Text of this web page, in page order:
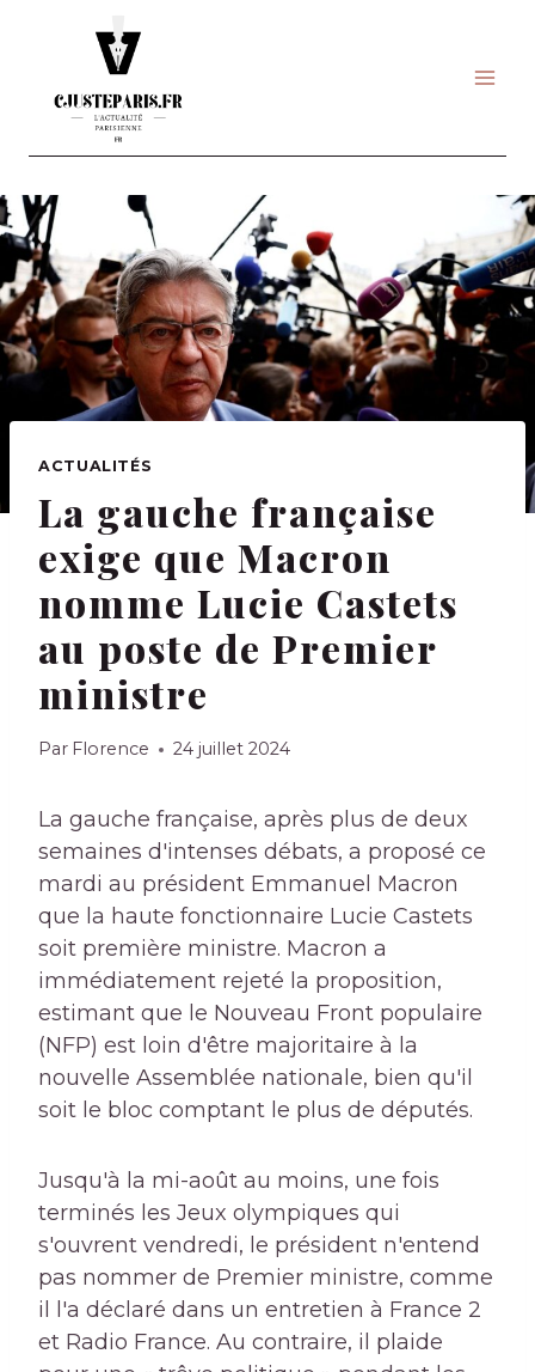
ACTUALITÉS
La gauche française
exige que Macron
nomme Lucie Castets
au poste de Premier
ministre
Par Florence 24 juillet 2024
La gauche française, après plus de deux
semaines d'intenses débats, a proposé ce
mardi au président Emmanuel Macron
que la haute fonctionnaire Lucie Castets
soit première ministre. Macron a
immédiatement rejeté la proposition,
estimant que le Nouveau Front populaire
(NFP) est loin d'être majoritaire à la
nouvelle Assemblée nationale, bien qu'il
soit le bloc comptant le plus de députés.
Jusqu'à la mi-août au moins, une fois
terminés les Jeux olympiques qui
s'ouvrent vendredi, le président n'entend
pas nommer de Premier ministre, comme
il l'a déclaré dans un entretien à France 2
et Radio France. Au contraire, il plaide